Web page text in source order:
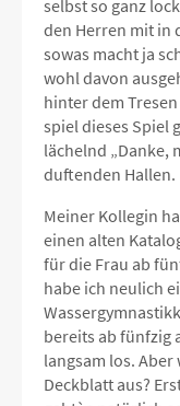
selbst so ganz
den Herren mit in
sowas macht ja
wohl davon
hinter dem
spiel dieses Spiel
lächelnd „Danke,
duftenden Hallen.
Meiner Kollegin
einen alten
für die Frau ab
habe ich neulich
bereits ab fünfzig
langsam los.
Deckblatt aus?